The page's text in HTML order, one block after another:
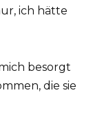
ich hätte
besorgt
die sie